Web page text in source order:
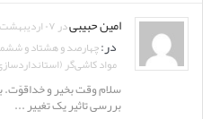
امین حبیبیدر ۰۷ اردیبهشت
در:چهارصد و هشتاد و
مواد کاشی‌گر
سلام وقت بخیر و خداقوّت.
بررسی تاثیر یک تغییر ...